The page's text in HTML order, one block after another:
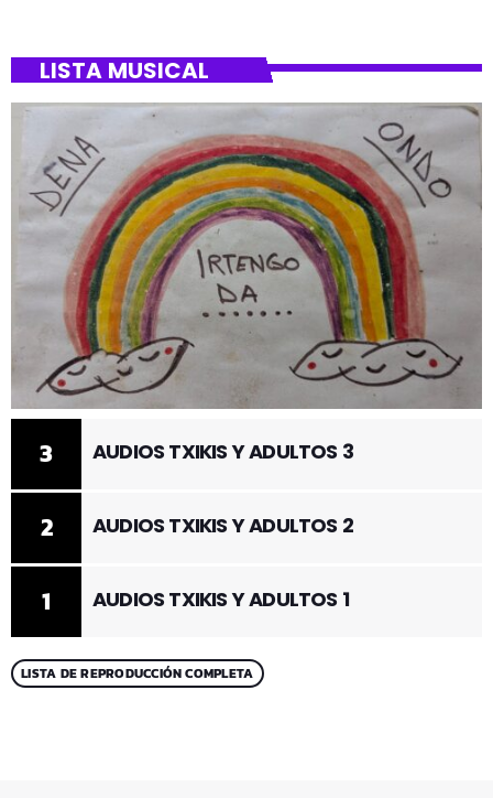
LISTA MUSICAL
1 AUDIOS TXIKIS Y ADULTOS 1
2 AUDIOS TXIKIS Y ADULTOS 2
3 AUDIOS TXIKIS Y ADULTOS 3
LISTA DE REPRODUCCIÓN COMPLETA